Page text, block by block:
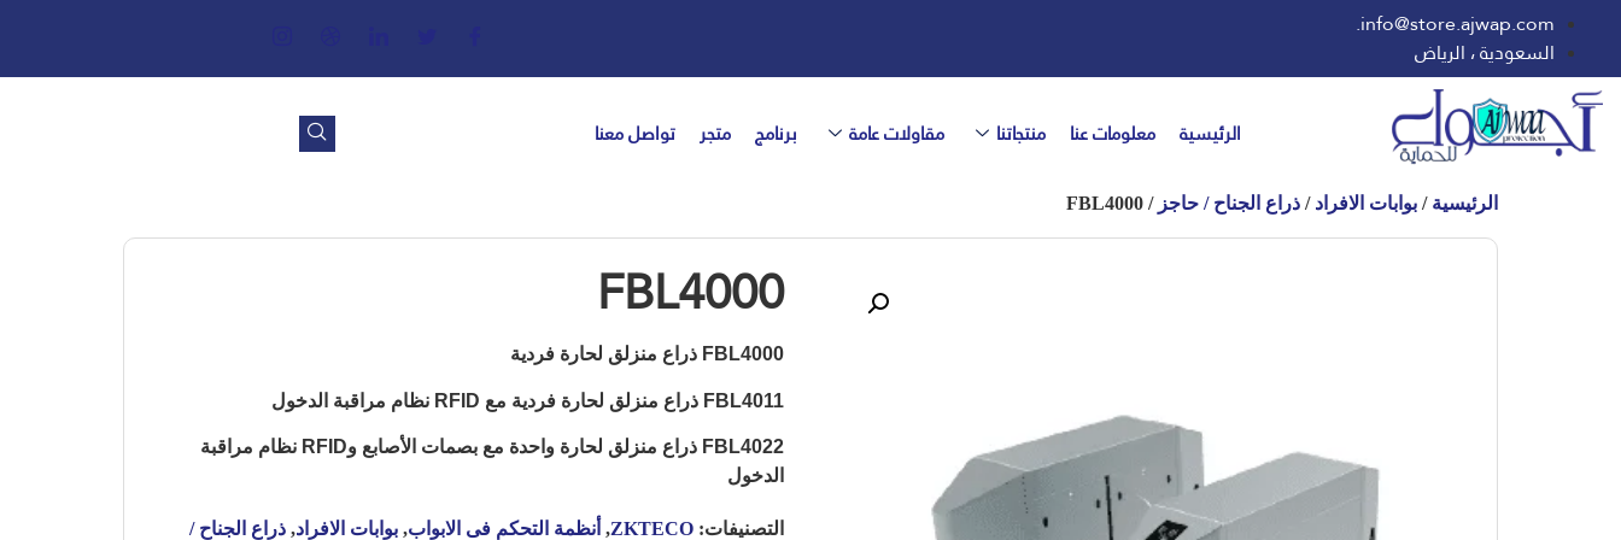
info@store.ajwap.com.
السعودية ، الرياض
الرئيسية معلومات عنا منتجاتنا مقاولات عامة برنامج متجر تواصل معنا
الرئيسية / بوابات الافراد / ذراع الجناح / حاجز / FBL4000
FBL4000
FBL4000 ذراع منزلق لحارة فردية
FBL4011 ذراع منزلق لحارة فردية مع RFID نظام مراقبة الدخول
FBL4022 ذراع منزلق لحارة واحدة مع بصمات الأصابع وRFID نظام مراقبة
الدخول
التصنيفات: ZKTECO
, أنظمة التحكم فى الابواب, بوابات الافراد, ذراع الجناح /